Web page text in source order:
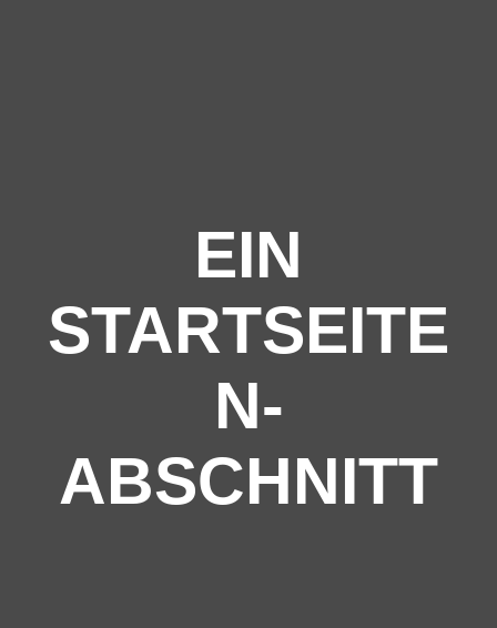
EIN
STARTSEITE
N-
ABSCHNITT